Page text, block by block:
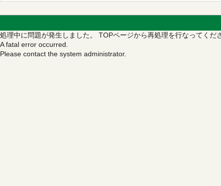
処理中に問題が発生しました。 TOPページから再処理を行なってくだ
A fatal error occurred.
Please contact the system administrator.